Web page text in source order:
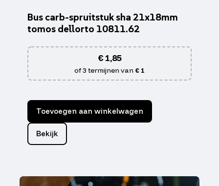
Bus carb-spruitstuk sha 21x18mm
tomos dellorto 10811.62
€1,85
of 3 termijnen van € 1
Toevoegen aan winkelwagen
Bekijk